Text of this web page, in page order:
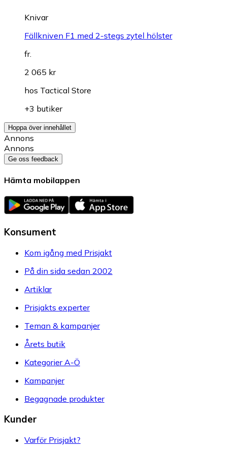
Knivar
Fällkniven F1 med 2-stegs zytel hölster
fr.
2 065 kr
hos Tactical Store
+3 butiker
Hoppa över innehållet
Annons
Annons
Ge oss feedback
Hämta mobilappen
Konsument
Kom igång med Prisjakt
På din sida sedan 2002
Artiklar
Prisjakts experter
Teman & kampanjer
Årets butik
Kategorier A-Ö
Kampanjer
Begagnade produkter
Kunder
Varför Prisjakt?